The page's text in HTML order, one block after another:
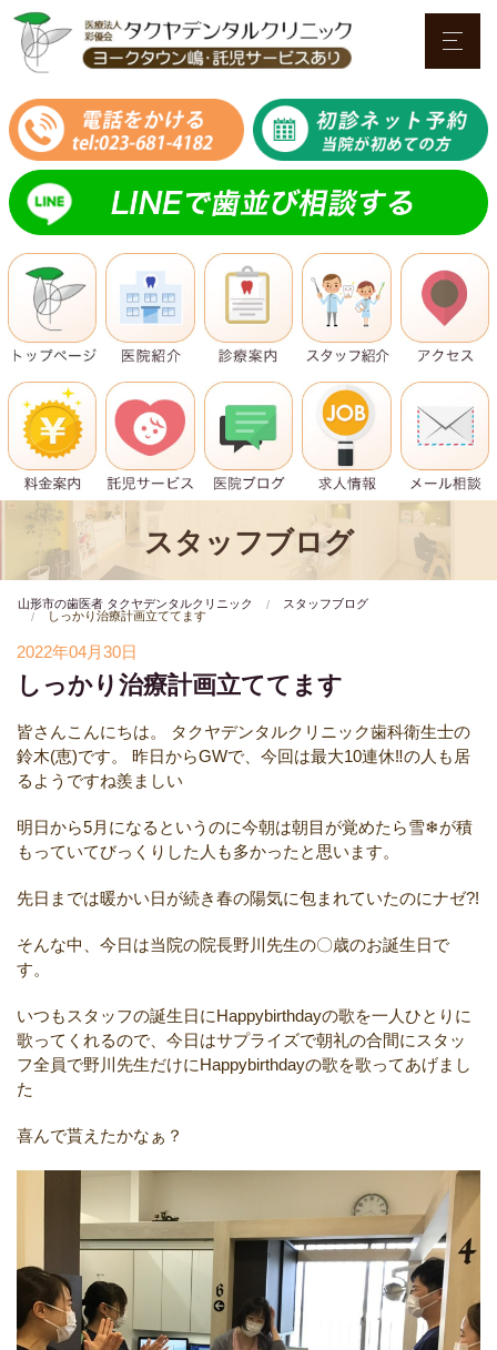
スタッフブログ
山形市の歯医者 タクヤデンタルクリニック
スタッフブログ
しっかり治療計画立ててます
2022年04月30日
しっかり治療計画立ててます
皆さんこんにちは。
タクヤデンタルクリニック歯科衛生士の
鈴木(恵)です。
昨日からGWで、今回は最大10連休‼️の人も居
るようですね羨ましい
明日から5月になるというのに今朝は朝目が覚めたら雪❄が積
もっていてびっくりした人も多かったと思います。
先日までは暖かい日が続き春の陽気に包まれていたのにナゼ?!
そんな中、今日は当院の院長野川先生の〇歳のお誕生日で
す。
いつもスタッフの誕生日にHappybirthdayの歌を一人ひとりに
歌ってくれるので、今日はサプライズで朝礼の合間にスタッ
フ全員で野川先生だけにHappybirthdayの歌を歌ってあげまし
た
喜んで貰えたかなぁ？